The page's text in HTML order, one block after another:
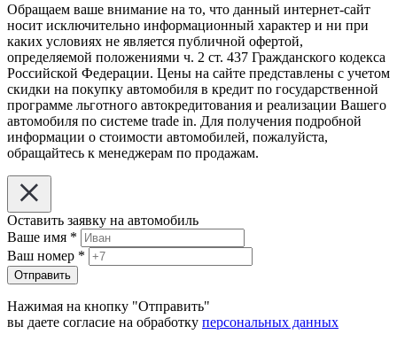
Обращаем ваше внимание на то, что данный интернет-сайт
носит исключительно информационный характер и ни при
каких условиях не является публичной офертой,
определяемой положениями ч. 2 ст. 437 Гражданского кодекса
Российской Федерации. Цены на сайте представлены с учетом
скидки на покупку автомобиля в кредит по государственной
программе льготного автокредитования и реализации Вашего
автомобиля по системе trade in. Для получения подробной
информации о стоимости автомобилей, пожалуйста,
обращайтесь к менеджерам по продажам.
Оставить заявку на автомобиль
Ваше имя *
Ваш номер *
Отправить
Нажимая на кнопку "Отправить"
вы даете согласие на обработку персональных данных